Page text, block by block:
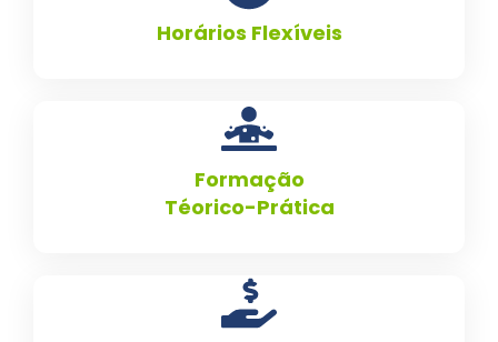
Horários Flexíveis
Formação
Téorico-Prática